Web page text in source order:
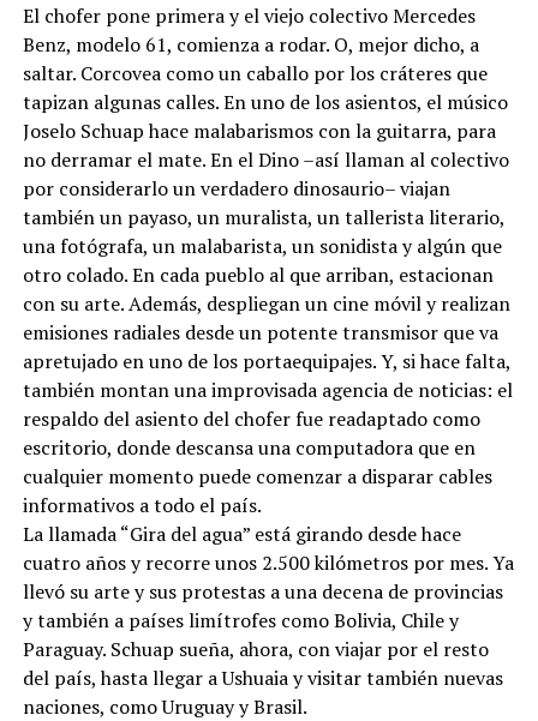
El chofer pone primera y el viejo colectivo Mercedes
Benz, modelo 61, comienza a rodar. O, mejor dicho, a
saltar. Corcovea como un caballo por los cráteres que
tapizan algunas calles. En uno de los asientos, el músico
Joselo Schuap hace malabarismos con la guitarra, para
no derramar el mate. En el Dino –así llaman al colectivo
por considerarlo un verdadero dinosaurio– viajan
también un payaso, un muralista, un tallerista literario,
una fotógrafa, un malabarista, un sonidista y algún que
otro colado. En cada pueblo al que arriban, estacionan
con su arte. Además, despliegan un cine móvil y realizan
emisiones radiales desde un potente transmisor que va
apretujado en uno de los portaequipajes. Y, si hace falta,
también montan una improvisada agencia de noticias: el
respaldo del asiento del chofer fue readaptado como
escritorio, donde descansa una computadora que en
cualquier momento puede comenzar a disparar cables
informativos a todo el país.
La llamada “Gira del agua” está girando desde hace
cuatro años y recorre unos 2.500 kilómetros por mes. Ya
llevó su arte y sus protestas a una decena de provincias
y también a países limítrofes como Bolivia, Chile y
Paraguay. Schuap sueña, ahora, con viajar por el resto
del país, hasta llegar a Ushuaia y visitar también nuevas
naciones, como Uruguay y Brasil.